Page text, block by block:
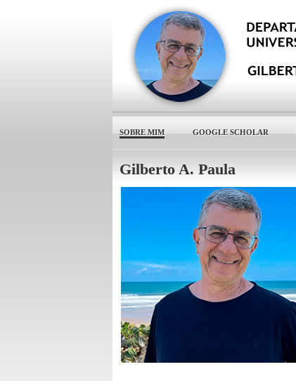
SOBRE MIM GOOGLE SCHOLAR
Gilberto A. Paula